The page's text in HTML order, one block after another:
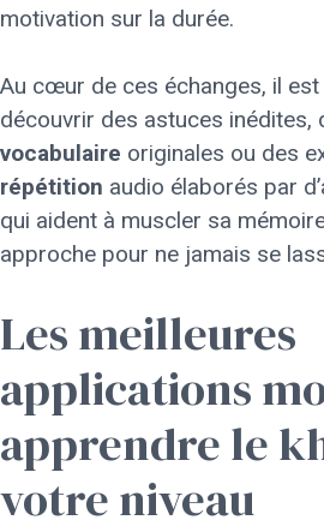
motivation sur la durée.
Au cœur de ces échanges, il
découvrir des astuces inédites,
vocabulaire originales ou des
répétition audio élaborés par
qui aident à muscler sa
approche pour ne jamais se
Les meilleures
applications
apprendre le
votre niveau